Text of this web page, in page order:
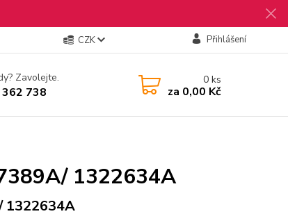
CZK Přihlášení
Zavolejte.
738
0ks
za 0,00 Kč
1322634A
1322634A